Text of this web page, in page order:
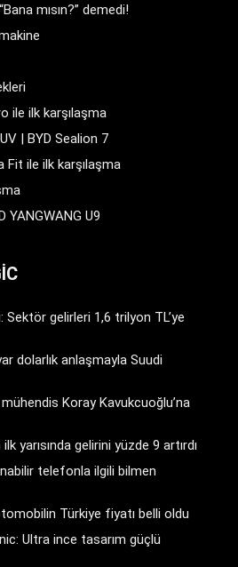
mısın?” demedi!
ile ilk karşılaşma
| BYD Sealion 7
Fit ile ilk karşılaşma
YANGWANG U9
Sektör gelirleri 1,6 trilyon TL’ye
dolarlık anlaşmayla Suudi
Koray Kavukcuoğlu’na
yarısında gelirini yüzde 9 artırdı
telefonla ilgili bilmen
Türkiye fiyatı belli oldu
Ultra ince tasarım güçlü